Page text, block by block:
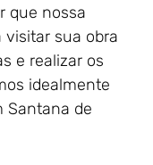
que nossa
sua obra
e realizar os
idealmente
Santana de